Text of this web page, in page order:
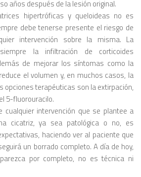
años después de la lesión original.
hipertróficas y queloideas no es
debe tenerse presente el riesgo de
intervención sobre la misma. La
la infiltración de corticoides
de mejorar los síntomas como la
el volumen y, en muchos casos, la
opciones terapéuticas son la extirpación,
5-fluorouracilo.
cualquier intervención que se plantee a
cicatriz, ya sea patológica o no, es
haciendo ver al paciente que
un borrado completo. A día de hoy,
por completo, no es técnica ni